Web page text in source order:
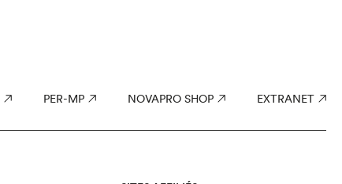
PER-MP NOVAPRO SHOP EXTRANET